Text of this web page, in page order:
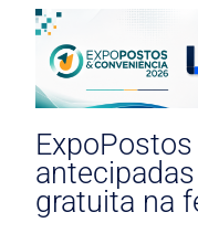
gratuita na